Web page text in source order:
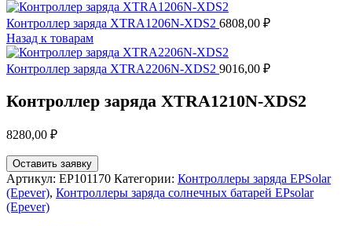
Контроллер заряда XTRA1206N-XDS2 6808,00 ₽
Назад к товарам
Контроллер заряда XTRA2206N-XDS2 9016,00 ₽
Контроллер заряда XTRA1210N-XDS2
8280,00 ₽
Оставить заявку
Артикул: EP101170 Категории: Контроллеры заряда EPSolar
(Epever), Контроллеры заряда солнечных батарей EPsolar
(Epever)